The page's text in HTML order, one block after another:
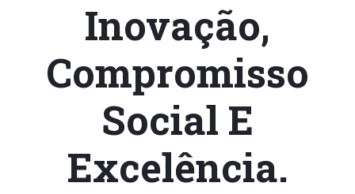
Inovação,
Compromisso
Social E
Excelência.